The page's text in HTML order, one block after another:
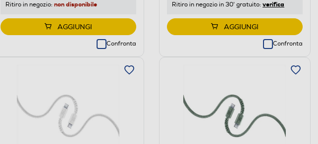
Ritiro in negozio: non disponibile
AGGIUNGI
Confronta
Ritiro in negozio in 30' gratuito: verifica
AGGIUNGI
Confronta